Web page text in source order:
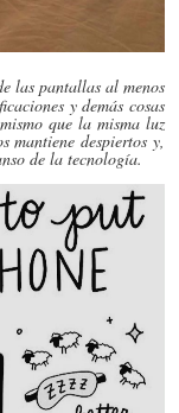
las pantallas al menos
y demás cosas
que la misma luz
mantiene despiertos y,
de la tecnología.